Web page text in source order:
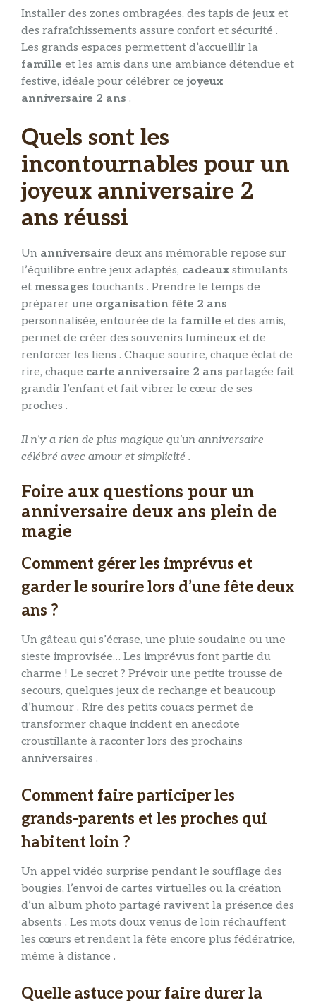
Installer des zones ombragées, des tapis de jeux et
des rafraîchissements assure confort et sécurité .
Les grands espaces permettent d’accueillir la
famille et les amis dans une ambiance détendue et
festive, idéale pour célébrer ce joyeux
anniversaire 2 ans .
Quels sont les
incontournables pour un
joyeux anniversaire 2
ans réussi
Un anniversaire deux ans mémorable repose sur
l’équilibre entre jeux adaptés, cadeaux stimulants
et messages touchants . Prendre le temps de
préparer une organisation fête 2 ans
personnalisée, entourée de la famille et des amis,
permet de créer des souvenirs lumineux et de
renforcer les liens . Chaque sourire, chaque éclat de
rire, chaque carte anniversaire 2 ans partagée fait
grandir l’enfant et fait vibrer le cœur de ses
proches .
Il n’y a rien de plus magique qu’un anniversaire
célébré avec amour et simplicité .
Foire aux questions pour un
anniversaire deux ans plein de
magie
Comment gérer les imprévus et
garder le sourire lors d’une fête deux
ans ?
Un gâteau qui s’écrase, une pluie soudaine ou une
sieste improvisée… Les imprévus font partie du
charme ! Le secret ? Prévoir une petite trousse de
secours, quelques jeux de rechange et beaucoup
d’humour . Rire des petits couacs permet de
transformer chaque incident en anecdote
croustillante à raconter lors des prochains
anniversaires .
Comment faire participer les
grands-parents et les proches qui
habitent loin ?
Un appel vidéo surprise pendant le soufflage des
bougies, l’envoi de cartes virtuelles ou la création
d’un album photo partagé ravivent la présence des
absents . Les mots doux venus de loin réchauffent
les cœurs et rendent la fête encore plus fédératrice,
même à distance .
Quelle astuce pour faire durer la